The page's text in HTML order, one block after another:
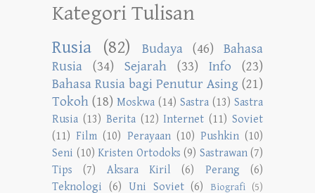
Kategori Tulisan
Rusia (82) Budaya (46)
Bahasa
Rusia
(34) Sejarah (33) Info
(23)
Bahasa Rusia bagi Penutur Asing (21)
Tokoh (18) Moskwa (14) Sastra (13) Sastra
Rusia (13) Berita (12) Internet (11) Soviet
(11) Film (10) Perayaan (10) Pushkin (10)
Seni (10) Kristen Ortodoks (9) Sastrawan (7)
Tips
(7) Aksara Kiril (6) Perang
(6)
Teknologi
(6) Uni Soviet (6) Biografi (5)